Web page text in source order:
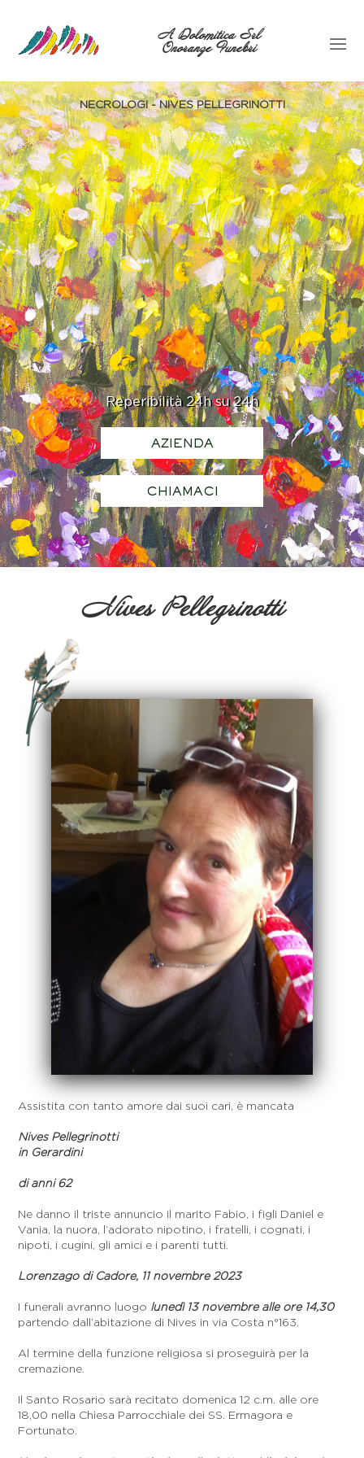
A Dolomitica Srl
Onoranze Funebri
Reperibilità 24h su 24h
AZIENDA
CHIAMACI
NECROLOGI - NIVES PELLEGRINOTTI
Nives Pellegrinotti
Assistita con tanto amore dai suoi cari, è mancata
Nives Pellegrinotti
in Gerardini
di anni 62
Ne danno il triste annuncio il marito Fabio, i figli Daniel e
Vania, la nuora, l’adorato nipotino, i fratelli, i cognati, i
nipoti, i cugini, gli amici e i parenti tutti.
Lorenzago di Cadore, 11 novembre 2023
I funerali avranno luogo lunedì 13 novembre alle ore 14,30
partendo dall’abitazione di Nives in via Costa n°163.
Al termine della funzione religiosa si proseguirà per la
cremazione.
Il Santo Rosario sarà recitato domenica 12 c.m. alle ore
18,00 nella Chiesa Parrocchiale dei SS. Ermagora e
Fortunato.